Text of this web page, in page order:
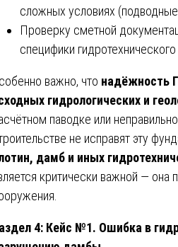
сложных условиях
Проверку сметной
специфики гидротехнического
важно, что надёжность
гидрологических и
паводке или
не исправят эту
дамб и иных
критически важной — она
4: Кейс №1. Ошибка в